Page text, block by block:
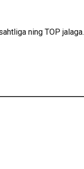
ning TOP jalaga.